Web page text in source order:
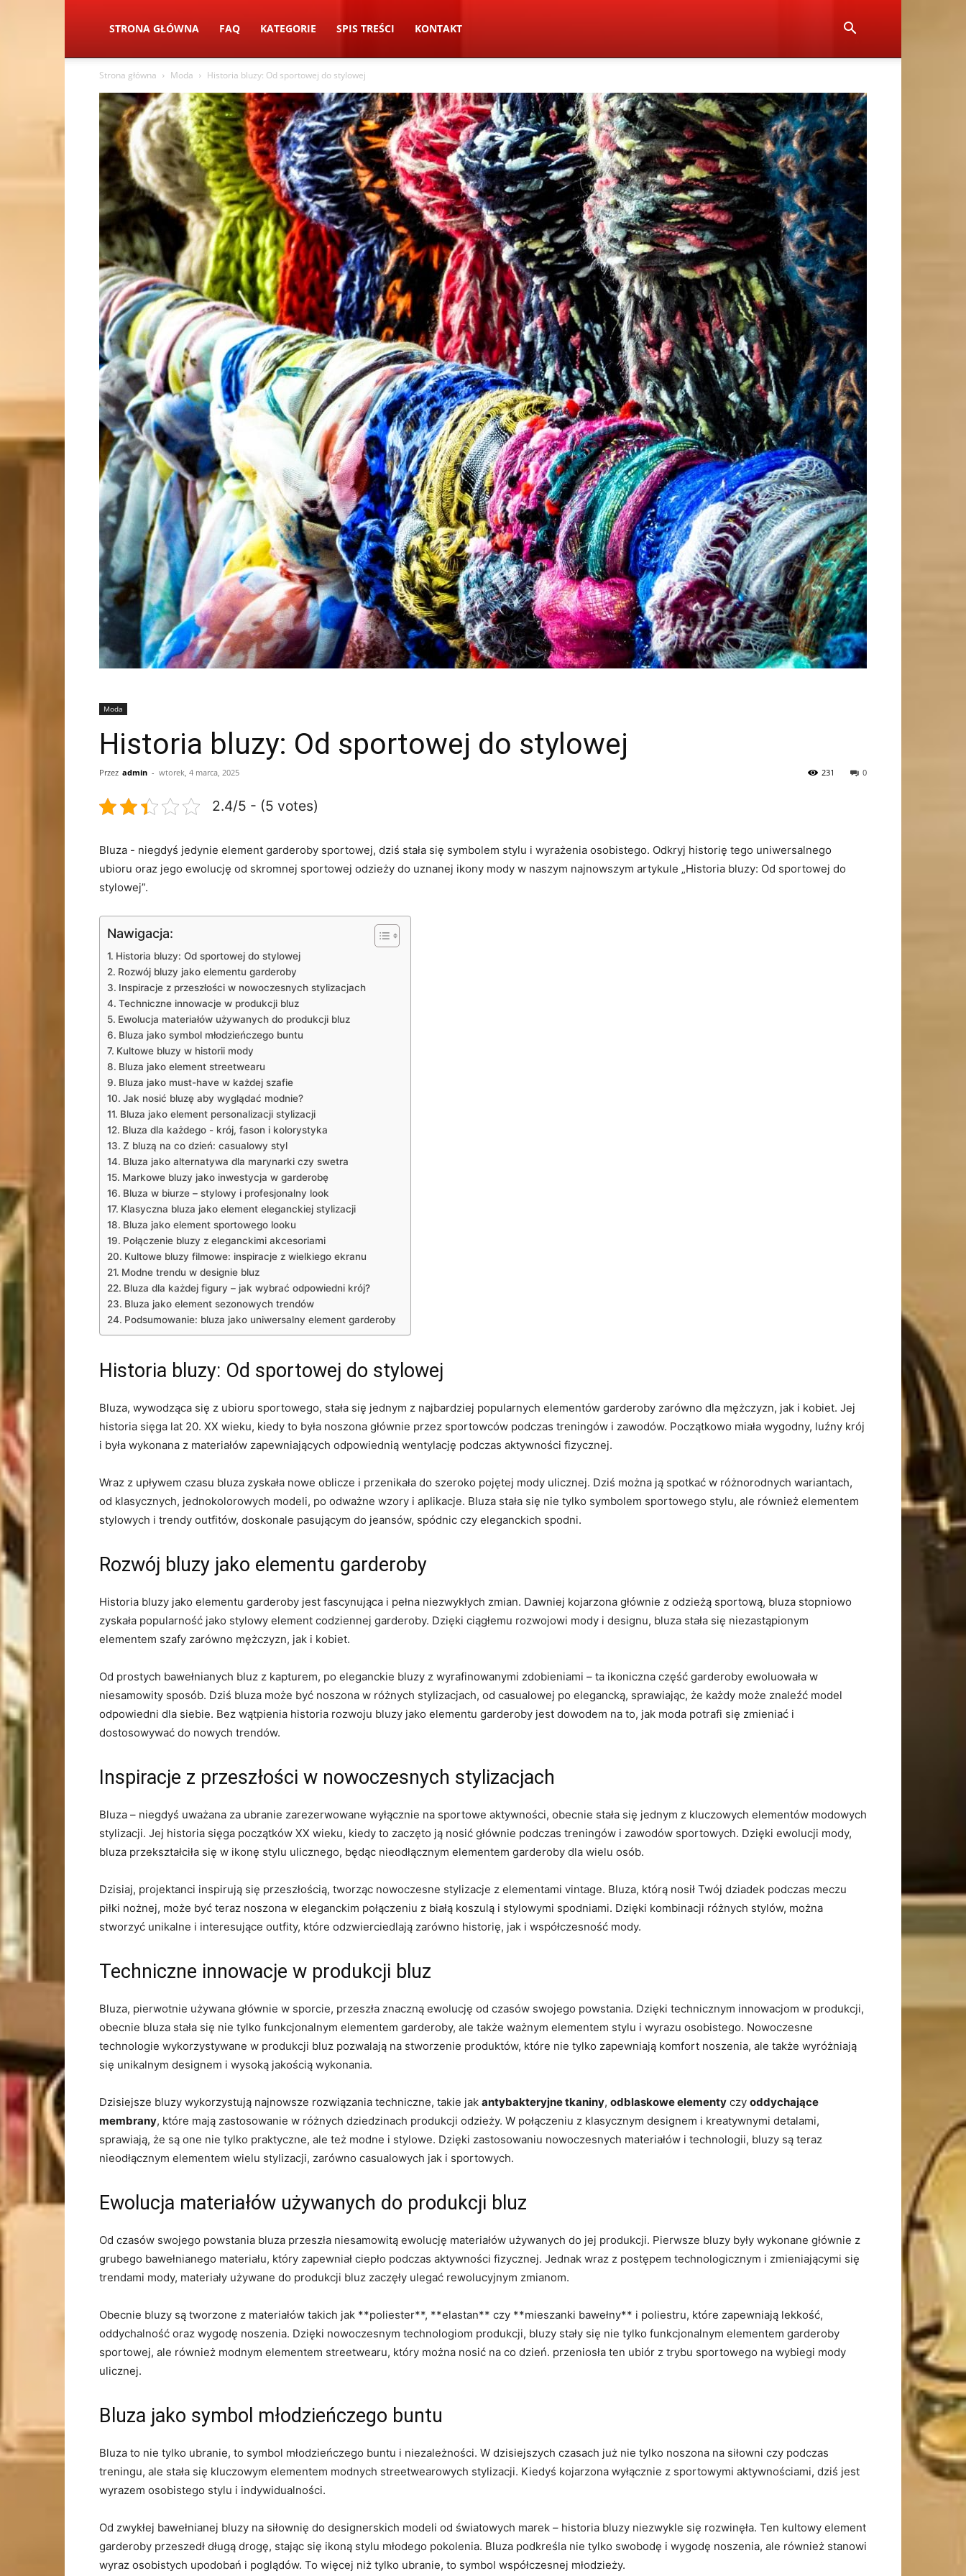
STRONA GŁÓWNA FAQ KATEGORIE SPIS TREŚCI KONTAKT
Strona główna Moda Historia bluzy: Od sportowej do stylowej
Moda
Historia bluzy: Od sportowej do stylowej
Przez admin - wtorek, 4 marca, 2025 0
231
2.4/5 - (5 votes)
Bluza ‍- niegdyś jedynie element ‌garderoby ⁤sportowej, dziś stała się symbolem stylu i wyrażenia ⁣osobistego. Odkryj historię tego uniwersalnego
ubioru ⁤oraz jego ewolucję od skromnej sportowej odzieży do ⁤uznanej ikony mody ⁢w naszym najnowszym artykule „Historia bluzy: Od sportowej do⁤
stylowej”.
Nawigacja:
Historia ⁤bluzy: Od sportowej do stylowej
Rozwój bluzy⁤ jako elementu ‍garderoby
Inspiracje z przeszłości​ w ‌nowoczesnych stylizacjach
Techniczne innowacje w‌ produkcji bluz
Ewolucja‌ materiałów używanych do​ produkcji bluz
Bluza jako symbol młodzieńczego buntu
Kultowe bluzy w historii mody
Bluza jako element streetwearu
Bluza‍ jako must-have w każdej szafie
Jak nosić bluzę aby ⁣wyglądać ​modnie?
Bluza jako element personalizacji‌ stylizacji
Bluza dla​ każdego ‍- krój, fason i kolorystyka
Z bluzą na ⁢co dzień: casualowy styl
Bluza jako alternatywa dla marynarki czy swetra
Markowe bluzy jako inwestycja w garderobę
Bluza w biurze – stylowy i ‍profesjonalny ⁢look
Klasyczna bluza jako element eleganckiej stylizacji
Bluza jako element sportowego looku
Połączenie⁤ bluzy z eleganckimi akcesoriami
Kultowe bluzy‌ filmowe: inspiracje z ⁣wielkiego ekranu
Modne trendu ⁣w designie⁤ bluz
Bluza dla każdej⁢ figury – jak wybrać odpowiedni krój?
Bluza jako element ​sezonowych ⁢trendów
Podsumowanie: bluza jako⁢ uniwersalny element⁣ garderoby
Historia ⁤bluzy: Od sportowej do stylowej
Bluza, wywodząca się z ubioru sportowego, stała się jednym z najbardziej popularnych elementów​ garderoby zarówno dla ‌mężczyzn, jak i kobiet. Jej
historia ​sięga lat⁢ 20. ‍XX ⁤wieku, kiedy to była noszona głównie przez sportowców podczas ‍treningów i zawodów. Początkowo miała wygodny, luźny krój
i⁢ była wykonana‌ z materiałów⁢ zapewniających odpowiednią ⁣wentylację podczas aktywności fizycznej.
Wraz z upływem czasu bluza zyskała nowe⁢ oblicze i przenikała do szeroko ⁣pojętej mody​ ulicznej. Dziś można ją spotkać w różnorodnych⁢ wariantach,
od klasycznych,⁢ jednokolorowych modeli, po odważne ⁣wzory i aplikacje. Bluza stała się nie tylko symbolem sportowego stylu, ale‍ również⁤ elementem
stylowych i trendy ⁤outfitów, doskonale pasującym‌ do jeansów, spódnic czy ‌eleganckich‌ spodni.
Rozwój bluzy⁤ jako elementu ‍garderoby
Historia ⁢bluzy jako⁣ elementu garderoby‍ jest fascynująca i pełna ⁣niezwykłych‌ zmian. Dawniej kojarzona⁢ głównie z odzieżą sportową, bluza stopniowo
‌zyskała ⁤popularność jako stylowy ⁤element ‍codziennej garderoby. Dzięki ciągłemu rozwojowi ⁣mody i designu, bluza stała⁤ się niezastąpionym
elementem szafy ⁤zarówno​ mężczyzn, jak ⁣i ​kobiet.
Od prostych bawełnianych bluz z kapturem, po eleganckie bluzy z wyrafinowanymi zdobieniami – ta ikoniczna ‌część garderoby ewoluowała w
niesamowity ⁤sposób. Dziś bluza może być‍ noszona‍ w⁤ różnych stylizacjach, od casualowej po elegancką, sprawiając, że każdy może znaleźć model
odpowiedni dla siebie. Bez ​wątpienia historia rozwoju bluzy‍ jako elementu garderoby jest dowodem na ​to, jak moda potrafi się zmieniać i
dostosowywać do nowych ⁢trendów.
Inspiracje z przeszłości​ w ‌nowoczesnych stylizacjach
Bluza – niegdyś uważana za ubranie zarezerwowane wyłącznie na sportowe aktywności, obecnie stała się jednym z‍ kluczowych elementów modowych
⁢stylizacji. Jej historia sięga‍ początków‌ XX wieku, kiedy to zaczęto ‍ją nosić głównie ⁤podczas treningów i zawodów sportowych. ⁢Dzięki ewolucji mody,
bluza przekształciła się w ikonę stylu ⁣ulicznego, będąc nieodłącznym elementem garderoby dla wielu osób.
Dzisiaj, projektanci inspirują⁢ się przeszłością, tworząc nowoczesne stylizacje z ⁤elementami ‍vintage. Bluza,⁣ którą nosił Twój dziadek podczas meczu
piłki nożnej, może być teraz‌ noszona w eleganckim ‍połączeniu z białą koszulą‍ i stylowymi ‍spodniami. Dzięki kombinacji różnych stylów, można
stworzyć unikalne i interesujące outfity, które‍ odzwierciedlają zarówno historię, jak​ i ‍współczesność mody.
Techniczne innowacje w‌ produkcji bluz
Bluza, pierwotnie używana głównie w⁣ sporcie, przeszła znaczną ⁤ewolucję od czasów ⁢swojego ⁢powstania.​ Dzięki technicznym innowacjom w produkcji,‍
obecnie‍ bluza stała się nie tylko funkcjonalnym elementem garderoby,​ ale także ważnym elementem stylu i ⁤wyrazu osobistego. Nowoczesne
technologie⁤ wykorzystywane w​ produkcji bluz pozwalają na‌ stworzenie ‍produktów, które‍ nie ​tylko zapewniają‍ komfort noszenia, ale także wyróżniają
się unikalnym ⁢designem i wysoką‍ jakością‍ wykonania.
Dzisiejsze bluzy wykorzystują najnowsze rozwiązania techniczne, takie jak antybakteryjne tkaniny, odblaskowe elementy czy oddychające
membrany, które mają zastosowanie w‌ różnych dziedzinach produkcji odzieży.⁤ W połączeniu⁤ z klasycznym⁢ designem i kreatywnymi detalami,
sprawiają, że są one nie⁤ tylko praktyczne, ⁢ale też modne i stylowe. Dzięki zastosowaniu nowoczesnych materiałów i technologii,‍ bluzy są teraz‌
nieodłącznym‍ elementem ⁤wielu stylizacji, zarówno⁣ casualowych ⁢jak‌ i sportowych.
Ewolucja‌ materiałów używanych do​ produkcji bluz
Od czasów swojego ⁢powstania bluza ‍przeszła⁣ niesamowitą ewolucję‌ materiałów używanych do jej produkcji. Pierwsze ⁤bluzy⁢ były wykonane głównie z
grubego bawełnianego materiału, który zapewniał ciepło podczas aktywności fizycznej. Jednak wraz z postępem technologicznym i ‌zmieniającymi się
trendami mody,‍ materiały ⁤używane do produkcji‍ bluz zaczęły ulegać rewolucyjnym zmianom.
Obecnie bluzy są tworzone‌ z materiałów⁢ takich jak **poliester**, **elastan**‍ czy **mieszanki bawełny** i poliestru, które zapewniają lekkość,
oddychalność oraz​ wygodę noszenia. Dzięki nowoczesnym technologiom produkcji, ⁢bluzy stały się nie‌ tylko funkcjonalnym ‍elementem garderoby
sportowej, ale również modnym elementem streetwearu,‍ który​ można nosić‌ na ⁤co ‍dzień. przeniosła ten⁣ ubiór z trybu sportowego na wybiegi mody
ulicznej.
Bluza jako symbol młodzieńczego buntu
Bluza‍ to ⁤nie tylko ubranie,‌ to⁢ symbol młodzieńczego‌ buntu i⁤ niezależności.⁤ W‌ dzisiejszych czasach już nie⁤ tylko noszona na siłowni czy podczas
treningu, ale ⁤stała się kluczowym elementem modnych streetwearowych⁣ stylizacji. Kiedyś ‌kojarzona ⁣wyłącznie z‌ sportowymi aktywnościami,⁤ dziś⁣ jest
wyrazem osobistego stylu i indywidualności.
Od⁤ zwykłej⁣ bawełnianej bluzy⁣ na ⁢siłownię do designerskich modeli od światowych marek – historia bluzy niezwykle ‍się rozwinęła. Ten kultowy element⁤
garderoby przeszedł długą drogę, stając się ikoną⁣ stylu młodego pokolenia. Bluza podkreśla nie tylko swobodę i wygodę noszenia, ⁤ale również stanowi
wyraz osobistych ⁤upodobań⁤ i poglądów. To więcej‍ niż tylko ubranie, to symbol współczesnej młodzieży.